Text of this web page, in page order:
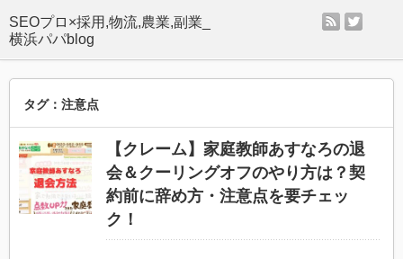
SEOプロ×採用,物流,農業,副業_
横浜パパblog
rss
タグ：注意点
【クレーム】家庭教師あすなろの退
会＆クーリングオフのやり方は？契
約前に辞め方・注意点を要チェッ
ク！